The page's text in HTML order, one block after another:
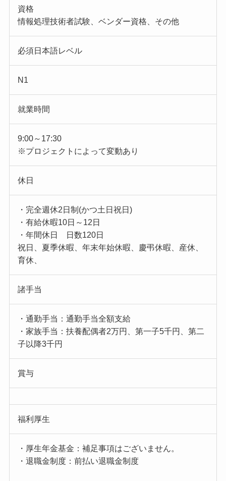
資格
情報処理技術者試験、ベンダー資格、その他
必須日本語レベル
N1
就業時間
9:00～17:30
※プロジェクトによって変動あり
休日
・完全週休2日制(かつ土日祝日)
・有給休暇10日～12日
・年間休日 日数120日
祝日、夏季休暇、年末年始休暇、慶弔休暇、産休、
育休、
諸手当
・通勤手当：通勤手当全額支給
・家族手当：扶養配偶者2万円、第一子5千円、第二
子以降3千円
賞与
福利厚生
・厚生年金基金：補足事項はございません。
・退職金制度：前払い退職金制度